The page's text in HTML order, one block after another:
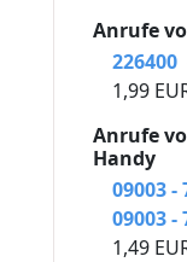
Anrufe
226400
1,99
Anrufe
Handy
09003 -
09003 -
1,49